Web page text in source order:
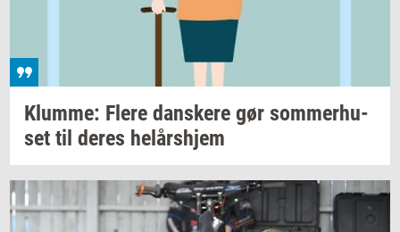
Klum­me: Flere dan­ske­re gør som­mer­hu­
set til deres helårs­hjem